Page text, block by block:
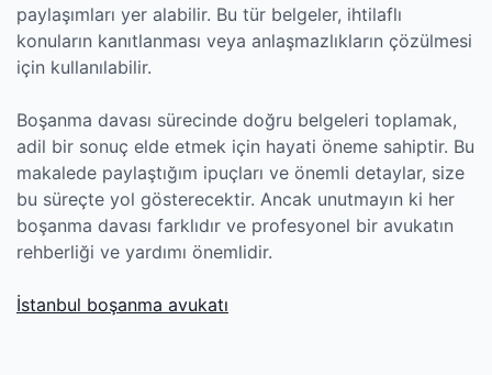
paylaşımları yer alabilir. Bu tür belgeler, ihtilaflı
konuların kanıtlanması veya anlaşmazlıkların çözülmesi
için kullanılabilir.
Boşanma davası sürecinde doğru belgeleri toplamak,
adil bir sonuç elde etmek için hayati öneme sahiptir. Bu
makalede paylaştığım ipuçları ve önemli detaylar, size
bu süreçte yol gösterecektir. Ancak unutmayın ki her
boşanma davası farklıdır ve profesyonel bir avukatın
rehberliği ve yardımı önemlidir.
İstanbul boşanma avukatı